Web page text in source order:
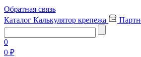
Обратная связь
Каталог Калькулятор крепежа
0
0 ₽